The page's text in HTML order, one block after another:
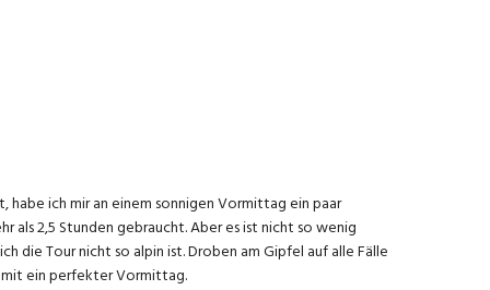
habe ich mir an einem sonnigen Vormittag ein paar
als 2,5 Stunden gebraucht. Aber es ist nicht so wenig
die Tour nicht so alpin ist. Droben am Gipfel auf alle Fälle
ein perfekter Vormittag.